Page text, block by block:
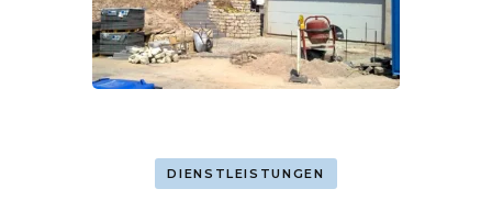
DIENSTLEISTUNGEN